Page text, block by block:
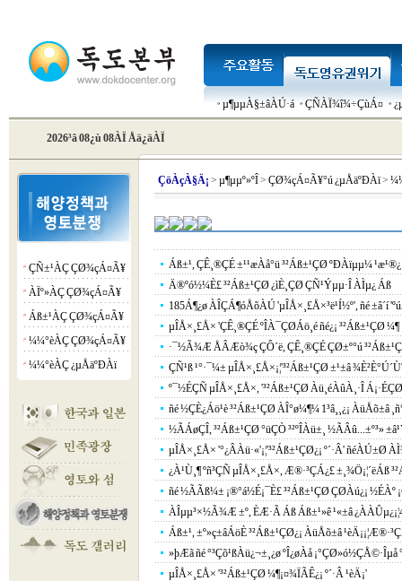
µ¶µµÀ§±âÀÚ·á ÇÑÀÏ¾î¾÷ÇùÁ¤
2026³â 08¿ù 08ÀÏ Åä¿äÀÏ
¡á ÇÑ±¹ÀÇ ÇØ¾çÁ¤Ã¥
¡á ÀÏº»ÀÇ ÇØ¾çÁ¤Ã¥
¡á Áß±¹ÀÇ ÇØ¾çÁ¤Ã¥
¡á ¼¼°èÀÇ ÇØ¾çÁ¤Ã¥
¡á ¼¼°èÀÇ ¿µÅäºÐÀï
ÇöÀçÀ§Ä¡ > µ¶µµº»ºÎ> ÇØ¾çÁ¤Ã¥°ú ¿µÅäºÐÀï>
Áß±¹, ÇÊ¸®ÇÉ ±¹¹æÀå°ü ³²Áß±¹ÇØ ºÐÀïµµ¼­
Ä®ºó½¼È£ ³²Áß±¹ÇØ ¿ìÈ¸ÇØ ÇÑ¹Ýµµ·Î ÀÌµ¿ Áß
185Á¶¿ø ÀÎÇÁ¶óÅõÀÚ 'µÎÅ×¸£Å×³ë¹Í½º', ñé ±â´í
µÎÅ×¸£Å× 'ÇÊ¸®ÇÉ ºÎÀ¯ÇØÁö¸é ñé¿¡ ³²Áß±¹ÇØ ¼¶
·¯½Ã¾Æ ÅÂÆò¾ç ÇÔ´ë, ÇÊ¸®ÇÉ ÇØ±º°ú
ÇÑ¹ß ¹°·¯¼± µÎÅ×¸£Å×¡¦'³²Áß±¹ÇØ ±¹±â ¾È²È°Ú´Ù'
º¯½ÉÇÑ µÎÅ×¸£Å×, '³²Áß±¹ÇØ Àü¸éÀûÀ¸·Î
ñé ½ÇÈ¿Áö¹è ³²Áß±¹ÇØ ÀÎ°ø¼¶¼­ 1³â¸¸¿¡ ÀüÅõ±â
½ÃÁøÇÎ, ³²Áß±¹ÇØ °üÇÒ ³²ºÎÀü±¸ ½ÃÂû...±º³»
µÎÅ×¸£Å× '°­¿ÂÀü·«'¡¦'³²Áß±¹ÇØ¿¡ º´·Â' ñéÀÚ±Ø
¿À¹Ù¸¶ ºñ³­ÇÑ µÎÅ×¸£Å×, Æ®·³ÇÁ¿£ ±¸¾Ö¡¦´ëÁß
ñé ½ÃÃß¼± ¡®°á½É¡¯È£ ³²Áß±¹ÇØ ÇØÀú¿¡
ÀÎµµ³×½Ã¾Æ ±º, ÈÆ·Ã Áß Áß±¹»ê ¹«±â
Áß±¹, ±º»ç±âÁöÈ­ ³²Áß±¹ÇØ¿¡ ÀüÅõ±â
»þÆã ñé °³Çõ¹ßÀü¿¬±¸¿ø ºÎ¿øÀå ¡°ÇØ»ó½ÇÅ©·Îµå
µÎÅ×¸£Å× '³²Áß±¹ÇØ ¼¶¡¤¾ÏÃÊ¿¡ º´·Â ¹èÄ¡'